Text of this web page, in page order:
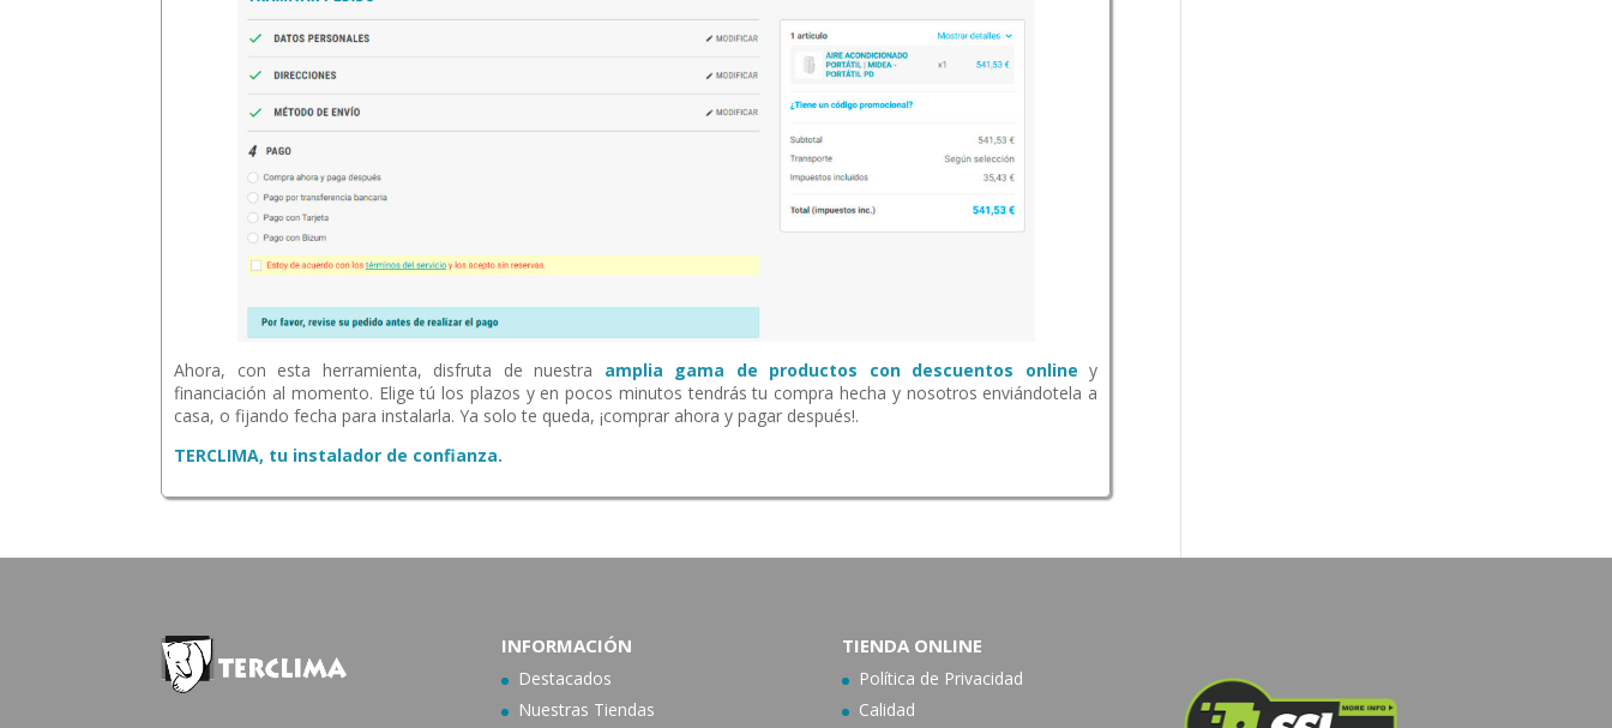
Ahora, con esta herramienta, disfruta de nuestra amplia gama de productos con descuentos online y
financiación al momento. Elige tú los plazos y en pocos minutos tendrás tu compra hecha y nosotros enviándotela a
casa, o fijando fecha para instalarla. Ya solo te queda, ¡comprar ahora y pagar después!.
TERCLIMA, tu instalador de confianza.
INFORMACIÓN
Destacados
Nuestras Tiendas
TIENDA ONLINE
Política de Privacidad
Calidad